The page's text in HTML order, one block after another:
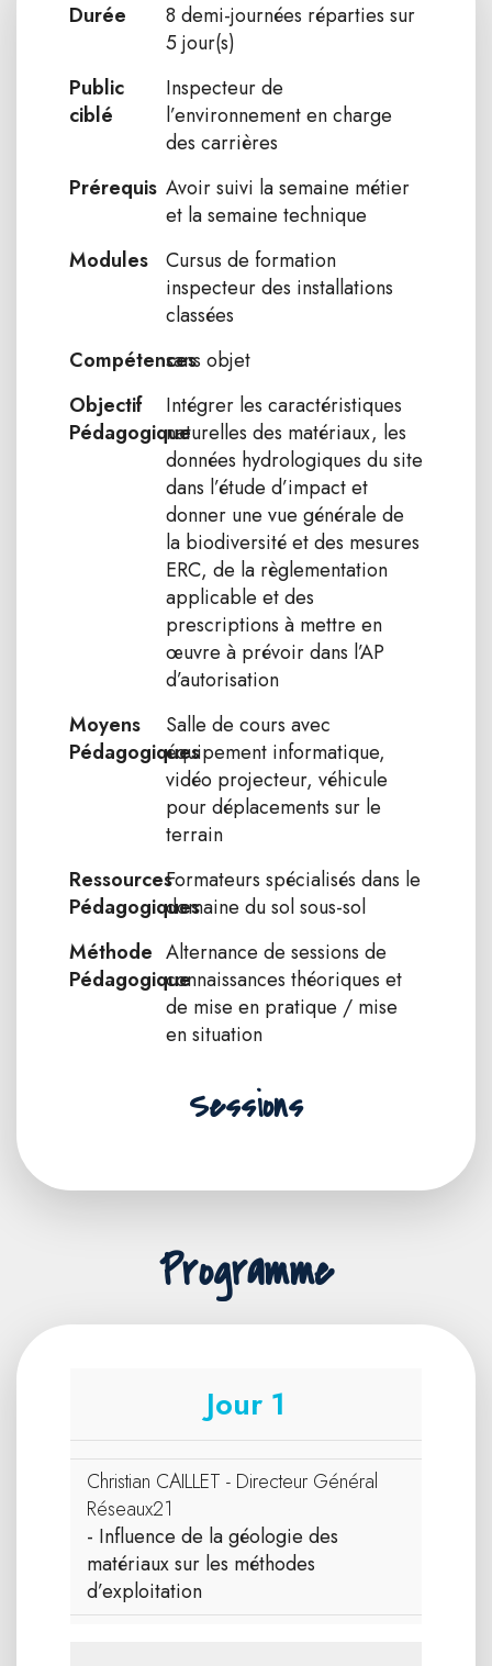
Durée
8 demi-journées réparties sur
5 jour(s)
Public
ciblé
Inspecteur de
l’environnement en charge
des carrières
Prérequis Avoir suivi la semaine métier
et la semaine technique
Modules
Cursus de formation
inspecteur des installations
classées
Compétencessans objet
Objectif
Pédagogique
Intégrer les caractéristiques
naturelles des matériaux, les
données hydrologiques du site
dans l’étude d’impact et
donner une vue générale de
la biodiversité et des mesures
ERC, de la règlementation
applicable et des
prescriptions à mettre en
œuvre à prévoir dans l’AP
d’autorisation
Moyens
Pédagogiques
Salle de cours avec
équipement informatique,
vidéo projecteur, véhicule
pour déplacements sur le
terrain
Ressources
Pédagogiques
Formateurs spécialisés dans le
domaine du sol sous-sol
Méthode
Pédagogique
Alternance de sessions de
connaissances théoriques et
de mise en pratique / mise
en situation
Sessions
Programme
Jour 1
Christian CAILLET - Directeur Général
Réseaux21
- Influence de la géologie des
matériaux sur les méthodes
d’exploitation